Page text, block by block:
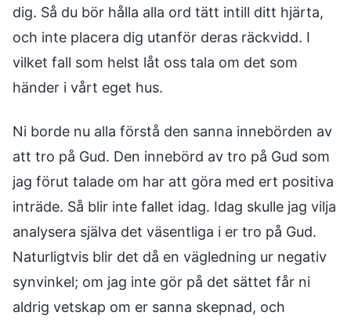
dig. Så du bör hålla alla ord tätt intill ditt hjärta,
och inte placera dig utanför deras räckvidd. I
vilket fall som helst låt oss tala om det som
händer i vårt eget hus.
Ni borde nu alla förstå den sanna innebörden av
att tro på Gud. Den innebörd av tro på Gud som
jag förut talade om har att göra med ert positiva
inträde. Så blir inte fallet idag. Idag skulle jag vilja
analysera själva det väsentliga i er tro på Gud.
Naturligtvis blir det då en vägledning ur negativ
synvinkel; om jag inte gör på det sättet får ni
aldrig vetskap om er sanna skepnad, och